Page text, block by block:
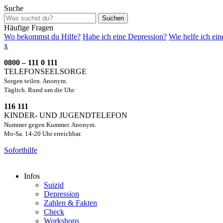
Suche
Suchen
Häufige Fragen
Wo bekommst du Hilfe? Habe ich eine Depression? Wie helfe ich
x
0800 – 111 0 111
TELEFONSEELSORGE
Sorgen teilen. Anonym.
Täglich. Rund um die Uhr.
116 111
KINDER- UND JUGENDTELEFON
Nummer gegen Kummer. Anonym.
Mo-Sa. 14-20 Uhr erreichbar.
Soforthilfe
Infos
Suizid
Depression
Zahlen & Fakten
Check
Workshops